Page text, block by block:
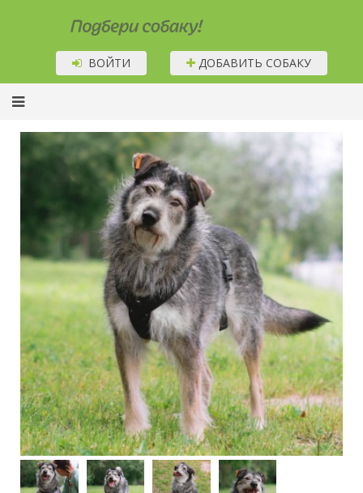
Подбери собаку!
ВОЙТИ ДОБАВИТЬ СОБАКУ